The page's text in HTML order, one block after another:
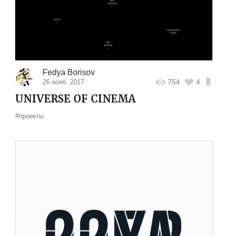
Fedya Borisov
26 нояб. 2017 754 4
UNIVERSE OF CINEMA
#проекты